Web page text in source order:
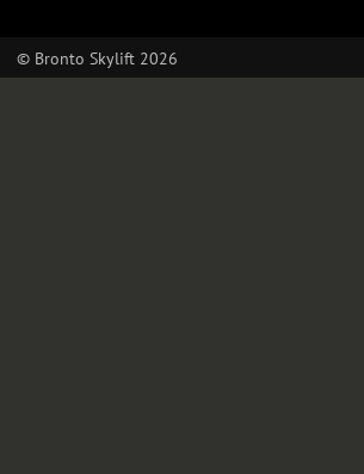
© Bronto Skylift 2026